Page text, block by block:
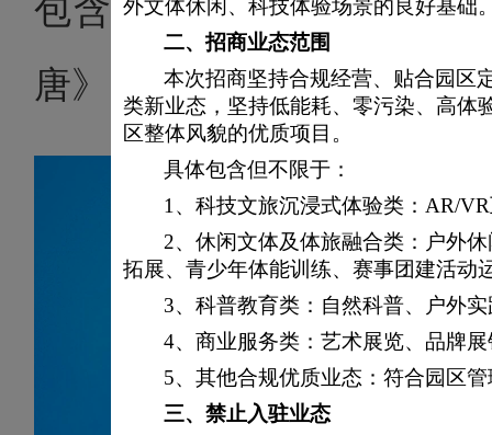
外文体休闲、科技体验场景的良好基础
二、招商业态范围
本次招商坚持合规经营、贴合园区
类新业态，坚持低能耗、零污染、高体
区整体风貌的优质项目。
具体包含但不限于：
1、科技文旅沉浸式体验类： AR/
2、休闲文体及体旅融合类：户外
拓展、青少年体能训练、赛事团建活动
3、科普教育类：自然科普、户外
4、商业服务类：艺术展览、品牌
5、其他合规优质业态：符合园区
三、禁止入驻业态
包含影片——《远古纪元·
唐》